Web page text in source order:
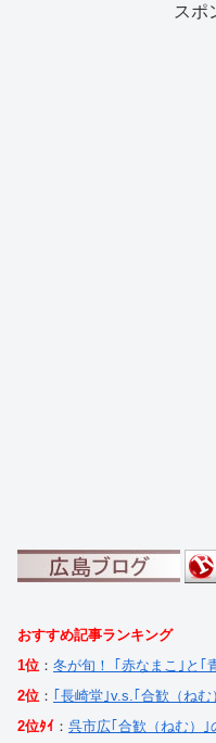
スポ
おすすめ記事ランキング
1位 ： 冬が旬！ ｢赤なまこ｣と｢
2位 ： ｢長崎堂｣v.s.｢合歓（ね
2位ﾀｲ ： 呉市広｢合歓（ねむ）｣